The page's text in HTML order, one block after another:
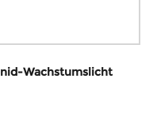
Wachstumslicht